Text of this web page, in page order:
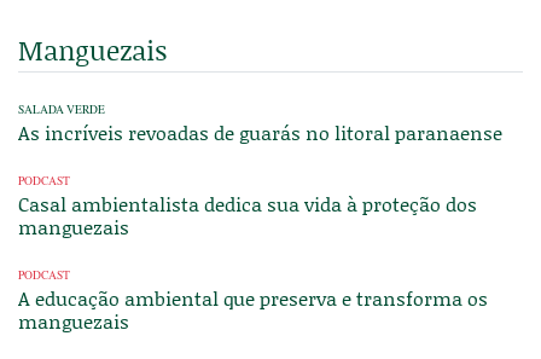
Manguezais
SALADA VERDE
As incríveis revoadas de guarás no litoral paranaense
PODCAST
Casal ambientalista dedica sua vida à proteção dos
manguezais
PODCAST
A educação ambiental que preserva e transforma os
manguezais